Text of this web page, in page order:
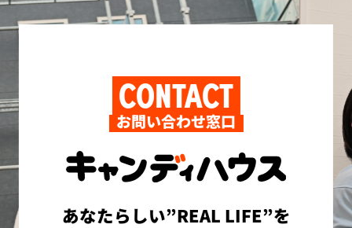
CONTACT
お問い合わせ窓口
あなたらしい”REAL LIFE”を